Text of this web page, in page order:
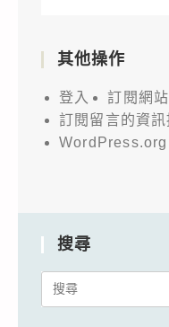
其他操作
登入
訂閱網
訂閱留言的資
搜尋
Search